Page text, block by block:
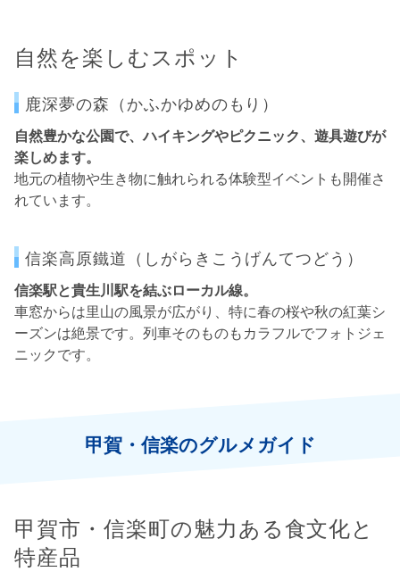
自然を楽しむスポット
鹿深夢の森（かふかゆめのもり）
自然豊かな公園で、ハイキングやピクニック、遊具遊びが
楽しめます。
地元の植物や生き物に触れられる体験型イベントも開催さ
れています。
信楽高原鐵道（しがらきこうげんてつどう）
信楽駅と貴生川駅を結ぶローカル線。
車窓からは里山の風景が広がり、特に春の桜や秋の紅葉シ
ーズンは絶景です。列車そのものもカラフルでフォトジェ
ニックです。
甲賀・信楽のグルメガイド
甲賀市・信楽町の魅力ある食文化と
特産品